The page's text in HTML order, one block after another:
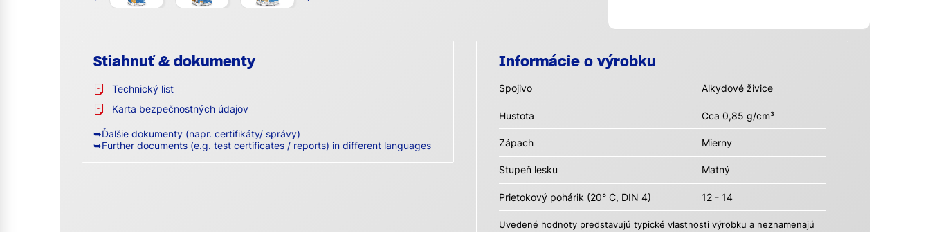
Stiahnuť & dokumenty
Technický list
Karta bezpečnostných údajov
➥Ďalšie dokumenty (napr. certifikáty/ správy)
➥Further documents (e.g. test certificates / reports) in different languages
Informácie o výrobku
Spojivo Alkydové živice
Hustota Cca 0,85 g/cm³
Zápach Mierny
Stupeň lesku Matný
Prietokový pohárik (20° C, DIN 4) 12 - 14
Uvedené hodnoty predstavujú typické vlastnosti výrobku a neznamenajú